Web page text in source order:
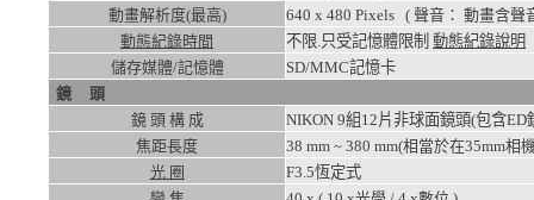
動畫解析度(最高)
640 x 480 Pixels ( 聲音： 動畫含聲
動態紀錄時間
不限.只受記憶體限制 動態紀錄說明
儲存媒體/記憶體
SD/MMC記憶卡
鏡 頭
鏡 頭 構 成
NIKON 9組12片非球面鏡頭(包含
焦距長度
38 mm ~ 380 mm(相當於在35mm相
光 圈
F3.5恆定式